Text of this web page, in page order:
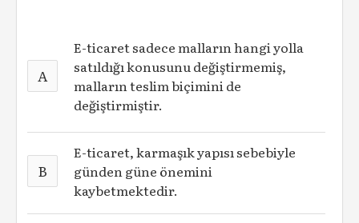
A
E-ticaret sadece malların hangi yolla
satıldığı konusunu değiştirmemiş,
malların teslim biçimini de
değiştirmiştir.
B
E-ticaret, karmaşık yapısı sebebiyle
günden güne önemini
kaybetmektedir.